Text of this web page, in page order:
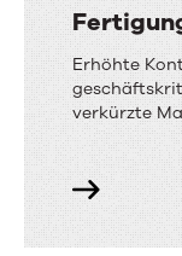
Erhöhte
verkürzte